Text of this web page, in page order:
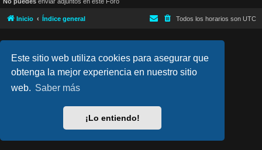
Este sitio web utiliza cookies para asegurar que
obtenga la mejor experiencia en nuestro sitio
web. Saber más
¡Lo entiendo!
Inicio Índice general Todos los horarios son UTC
Style Version: 1.2.4
® Forum Software © phpBB Limited
Traducción al español por phpBB España